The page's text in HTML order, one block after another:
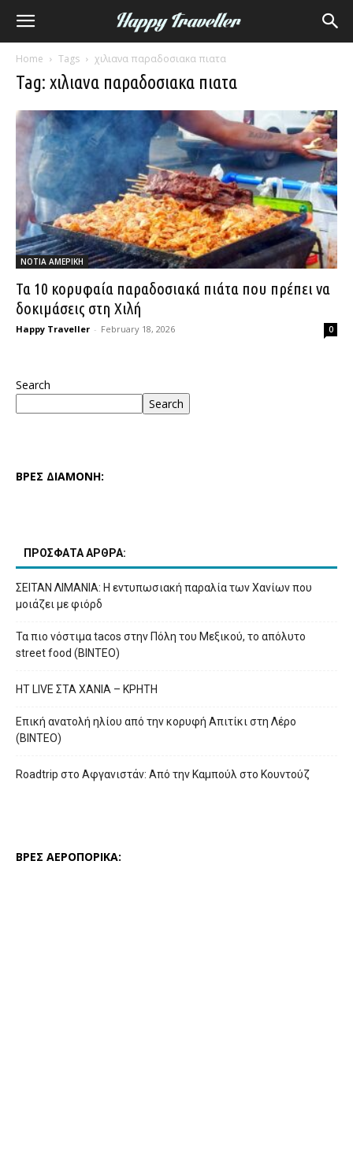
Home Tags χιλιανα παραδοσιακα πιατα
Tag: χιλιανα παραδοσιακα πιατα
ΝΟΤΙΑ ΑΜΕΡΙΚΗ
Τα 10 κορυφαία παραδοσιακά πιάτα που πρέπει να
δοκιμάσεις στη Χιλή
Happy Traveller - February 18, 2026 0
Search
Search
ΒΡΕΣ ΔΙΑΜΟΝΗ:
ΠΡΟΣΦΑΤΑ ΑΡΘΡΑ:
ΣΕΙΤΑΝ ΛΙΜΑΝΙΑ: Η εντυπωσιακή παραλία των Χανίων που
μοιάζει με φιόρδ
Τα πιο νόστιμα tacos στην Πόλη του Μεξικού, το απόλυτο
street food (ΒΙΝΤΕΟ)
HT LIVE ΣΤΑ ΧΑΝΙΑ – ΚΡΗΤΗ
Επική ανατολή ηλίου από την κορυφή Απιτίκι στη Λέρο
(ΒΙΝΤΕΟ)
Roadtrip στο Αφγανιστάν: Από την Καμπούλ στο Κουντούζ
ΒΡΕΣ ΑΕΡΟΠΟΡΙΚΑ: